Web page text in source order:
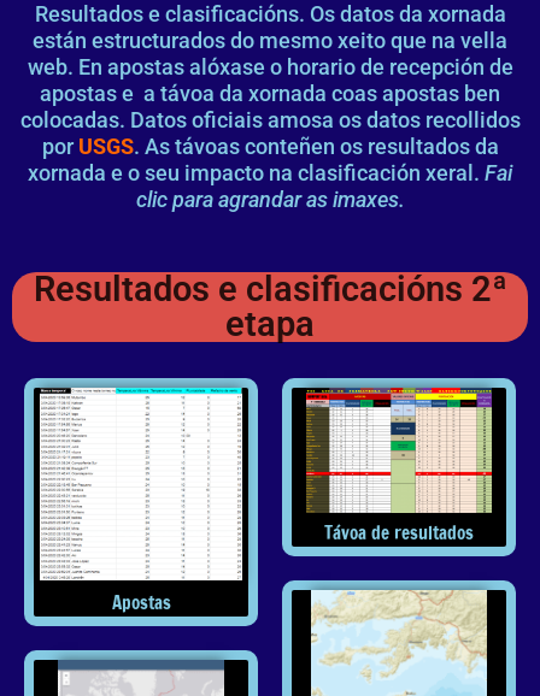
Resultados e clasificacións. Os datos da xornada
están estructurados do mesmo xeito que na vella
web. En apostas alóxase o horario de recepción de
apostas e a távoa da xornada coas apostas ben
colocadas. Datos oficiais amosa os datos recollidos
por USGS. As távoas conteñen os resultados da
xornada e o seu impacto na clasificación xeral. Fai
clic para agrandar as imaxes.
Resultados e clasificacións 2ª
etapa
Apostas
Távoa de resultados